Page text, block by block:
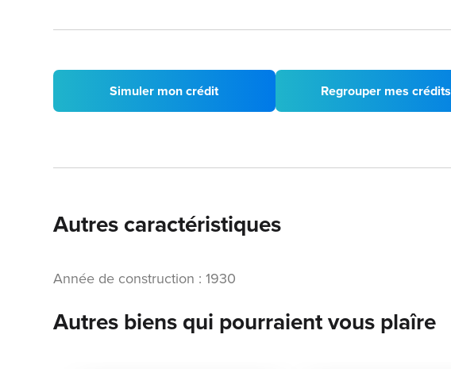
Simuler mon crédit Regrouper mes crédits
Autres caractéristiques
Année de construction : 1930
Autres biens qui pourraient vous plaîre